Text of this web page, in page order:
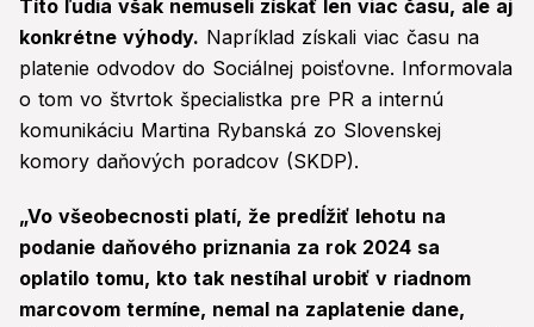
Títo ľudia však nemuseli získať len viac času, ale aj
konkrétne výhody. Napríklad získali viac času na
platenie odvodov do Sociálnej poisťovne. Informovala
o tom vo štvrtok špecialistka pre PR a internú
komunikáciu Martina Rybanská zo Slovenskej
komory daňových poradcov (SKDP).
„Vo všeobecnosti platí, že predĺžiť lehotu na
podanie daňového priznania za rok 2024 sa
oplatilo tomu, kto tak nestíhal urobiť v riadnom
marcovom termíne, nemal na zaplatenie dane,